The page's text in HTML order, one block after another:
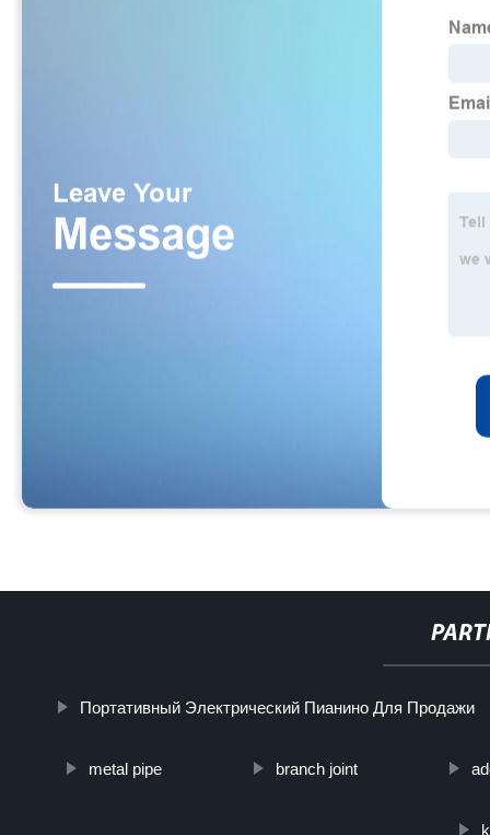
Портативный Электрический Пианино Для Продажи
metal pipe branch joint